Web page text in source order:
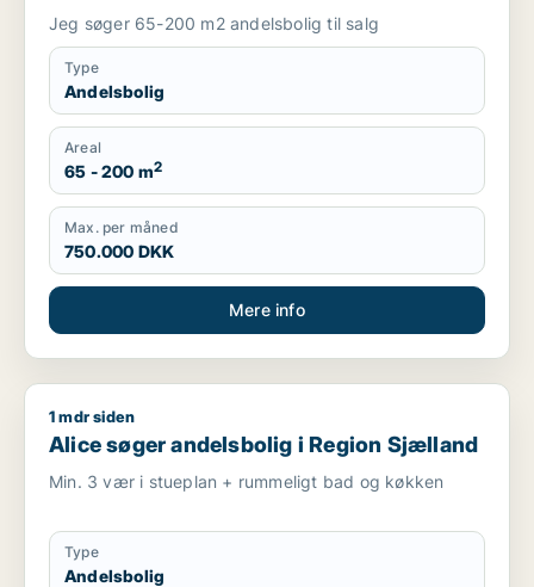
Jeg søger 65-200 m2 andelsbolig til salg
Type
Andelsbolig
Areal
65 - 200 m2
Max. per måned
750.000 DKK
Mere info
Alice søger andelsbolig i Region Sjælland
1 mdr siden
Alice søger andelsbolig i Region Sjælland
Min. 3 vær i stueplan + rummeligt bad og køkken
Type
Andelsbolig